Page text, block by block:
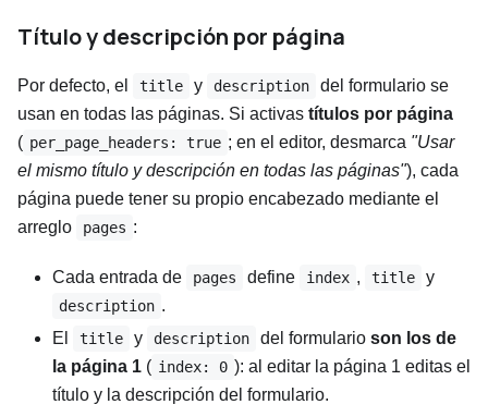
Título y descripción por página
Por defecto, el title y description
del formulario se
usan en todas las páginas. Si activas títulos por página
( per_page_headers: true ; en el editor, desmarca "Usar
el mismo título y descripción en todas las páginas"), cada
página puede tener su propio encabezado mediante el
arreglo
pages :
Cada entrada de pages define index , title y
description .
El
title y description del formulario son los de
la página 1 ( index: 0 ): al editar la página 1 editas el
título y la descripción del formulario.